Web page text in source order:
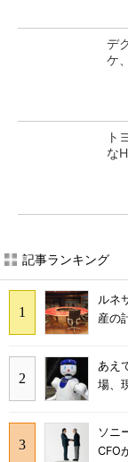
デ
ケ
ト
な
記事ランキング
ルネ
産の
あえ
場、
ソニ
CFO